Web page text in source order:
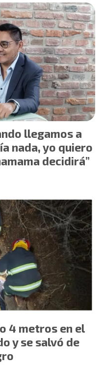
llegamos a
nada, yo quiero
decidirá”
4 metros en el
y se salvó de